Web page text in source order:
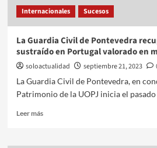
Internacionales Sucesos
La Guardia Civil de Pontevedra
sustraído en Portugal valorado en
soloactualidad septiembre 21, 2023
La Guardia Civil de Pontevedra, en
Patrimonio de la UOPJ inicia el
Leer más